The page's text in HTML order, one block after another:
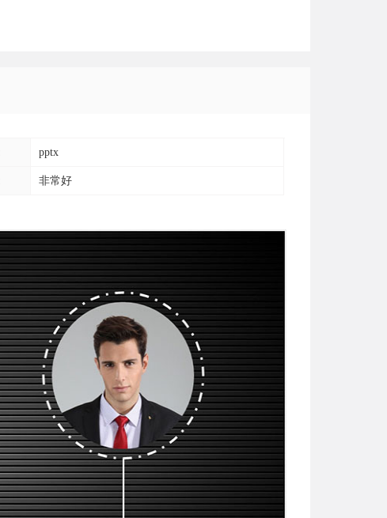
pptx
非常好